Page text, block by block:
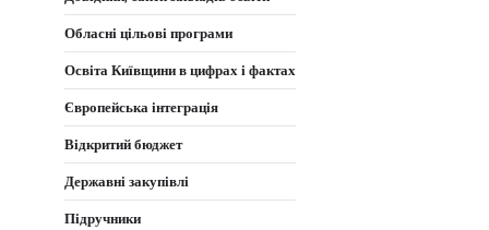
Обласні цільові програми
Освіта Київщини в цифрах і фактах
Європейська інтеграція
Відкритий бюджет
Державні закупівлі
Підручники